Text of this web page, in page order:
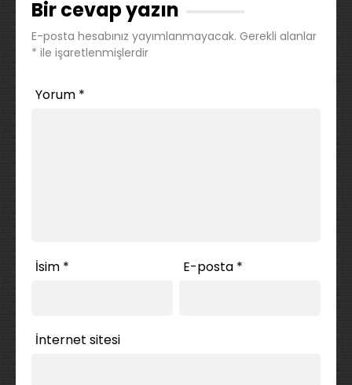
Bir cevap yazın
E-posta hesabınız yayımlanmayacak. Gerekli alanlar
* ile işaretlenmişlerdir
Yorum *
İsim * E-posta *
İnternet sitesi